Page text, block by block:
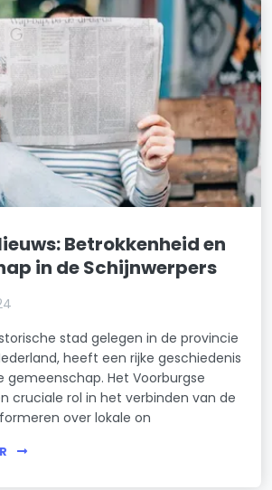
Betrokkenheid en
in de Schijnwerpers
stad gelegen in de provincie
heeft een rijke geschiedenis
gemeenschap. Het Voorburgse
cruciale rol in het verbinden van de
over lokale on